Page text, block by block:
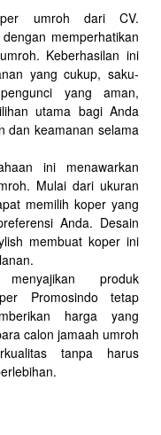
umroh dari CV.
memperhatikan
Keberhasilan ini
yang cukup, saku-
yang aman,
utama bagi Anda
dan keamanan selama
ini menawarkan
Mulai dari ukuran
memilih koper yang
Anda. Desain
membuat koper ini
menyajikan produk
Promosindo tetap
harga yang
calon jamaah umroh
tanpa harus